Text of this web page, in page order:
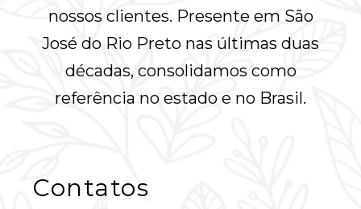
nossos clientes. Presente em São
José do Rio Preto nas últimas duas
décadas, consolidamos como
referência no estado e no Brasil.
Contatos